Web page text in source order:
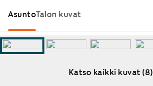
AsuntoTalon kuvat
Katso kaikki kuvat (8)